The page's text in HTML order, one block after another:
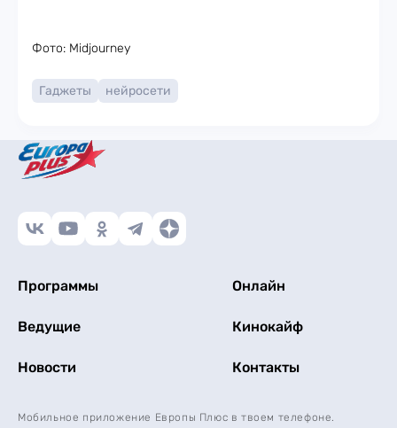
Фото: Midjourney
Гаджеты нейросети
Программы Онлайн
Ведущие Кинокайф
Новости Контакты
Мобильное приложение Европы Плюс в твоем телефоне.